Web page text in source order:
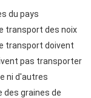
du pays
transport des noix
transport doivent
pas transporter
ni d'autres
des graines de